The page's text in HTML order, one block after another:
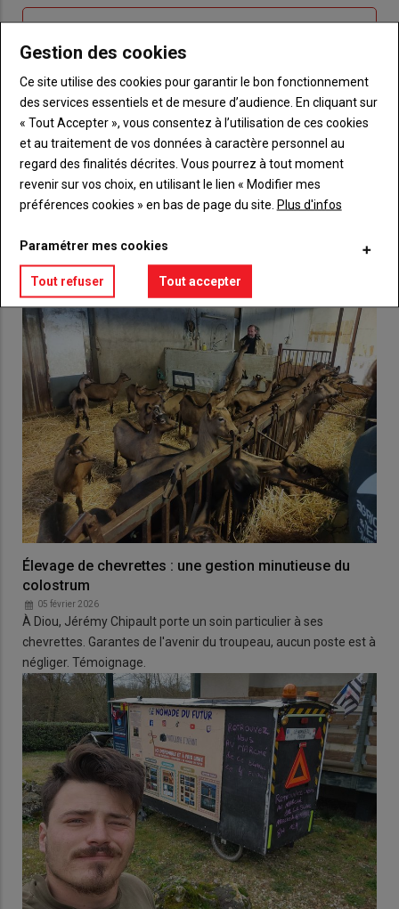
titre
TITRE CRÉEZ UN COMPTE
BodyChoisissez votre formule et créez votre
compte pour accéder à tout {nom-site}.
Lien Créez un compte
Élevage de chevrettes : une gestion minutieuse du
colostrum
05 février 2026
À Diou, Jérémy Chipault porte un soin particulier à ses
chevrettes. Garantes de l'avenir du troupeau, aucun poste est à
négliger. Témoignage.
Gestion des cookies
Ce site utilise des cookies pour garantir le bon fonctionnement
des services essentiels et de mesure d’audience. En cliquant sur
« Tout Accepter », vous consentez à l’utilisation de ces cookies
et au traitement de vos données à caractère personnel au
regard des finalités décrites. Vous pourrez à tout moment
revenir sur vos choix, en utilisant le lien « Modifier mes
préférences cookies » en bas de page du site. Plus d'infos
Paramétrer mes cookies
Tout refuser Tout accepter